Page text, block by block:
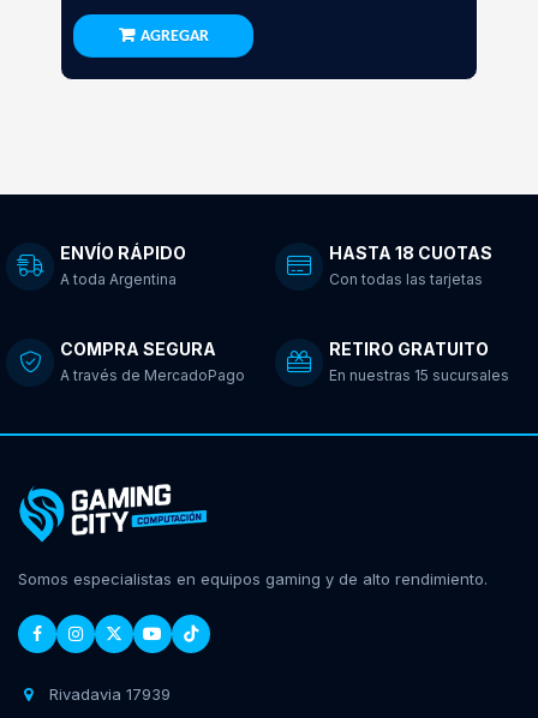
AGREGAR
ENVÍO RÁPIDO
A toda Argentina
HASTA 18 CUOTAS
Con todas las tarjetas
COMPRA SEGURA
A través de MercadoPago
RETIRO GRATUITO
En nuestras 15 sucursales
Somos especialistas en equipos gaming y de alto rendimiento.
Rivadavia 17939